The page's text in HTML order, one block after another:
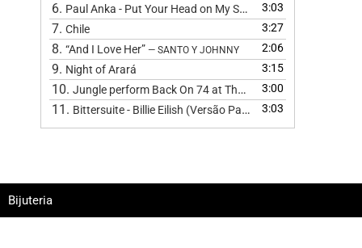
6. Paul Anka - Put Your Head on My Shoulder (Cover) by The
3:03
7. Chile 3:27
8. “And I Love Her” — SANTO Y JOHNNY 2:06
9. Night of Arará 3:15
10. Jungle perform Back On 74 at The BRIT Awards 2024
3:00
11. Bittersuite - Billie Eilish (Versão Pagode )
3:03
Bijuteria